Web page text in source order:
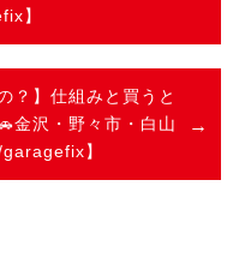
】
？】仕組みと買うと
金沢・野々市・白山
garagefix】